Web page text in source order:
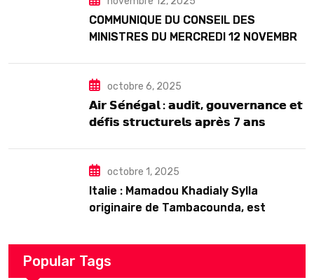
COMMUNIQUE DU CONSEIL DES
MINISTRES DU MERCREDI 12 NOVEMBRE
octobre 6, 2025
𝗔𝗶𝗿 𝗦𝗲́𝗻𝗲́𝗴𝗮𝗹 : 𝗮𝘂𝗱𝗶𝘁, 𝗴𝗼𝘂𝘃𝗲𝗿𝗻𝗮𝗻𝗰𝗲 𝗲𝘁
𝗱𝗲́𝗳𝗶𝘀 𝘀𝘁𝗿𝘂𝗰𝘁𝘂𝗿𝗲𝗹𝘀 𝗮𝗽𝗿𝗲̀𝘀 7 𝗮𝗻𝘀
octobre 1, 2025
Italie : Mamadou Khadialy Sylla
originaire de Tambacounda, est
arrestation
Popular Tags